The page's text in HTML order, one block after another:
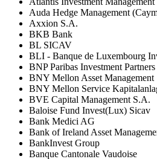
Auda Hedge Management
Axxion S.A.
BKB Bank
BL SICAV
BLI - Banque de Luxembourg
BNP Paribas Investment
BNY Mellon Asset Management
BNY Mellon Service
BVE Capital Management S.A.
Baloise Fund Invest(Lux) Sicav
Bank Medici AG
Bank of Ireland Asset
BankInvest Group
Banque Cantonale Vaudoise